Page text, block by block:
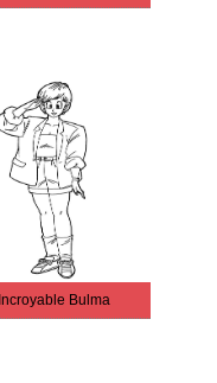
Incroyable Bulma